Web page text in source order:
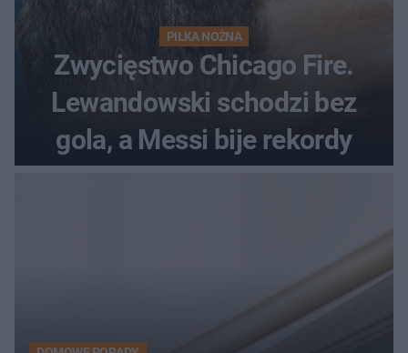
PIŁKA NOŻNA
Zwycięstwo Chicago Fire.
Lewandowski schodzi bez
gola, a Messi bije rekordy